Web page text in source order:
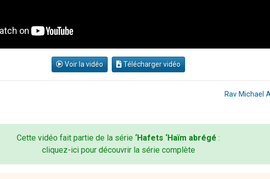
Voir la vidéo Télécharger vidéo
Rav Michael
Cette vidéo fait partie de la série ‘Hafets ‘Haïm abrégé :
cliquez-ici pour découvrir la série complète